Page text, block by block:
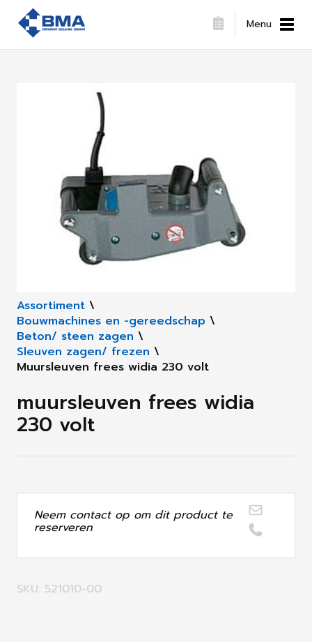
Menu
Assortiment \
Bouwmachines en -gereedschap \
Beton/ steen zagen \
Sleuven zagen/ frezen \
Muursleuven frees widia 230 volt
muursleuven frees widia
230 volt
Neem contact op om dit product te
reserveren
SKU: 521010-00